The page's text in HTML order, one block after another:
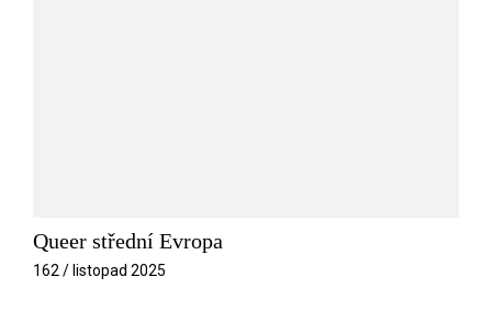
Queer střední Evropa
162 / listopad 2025